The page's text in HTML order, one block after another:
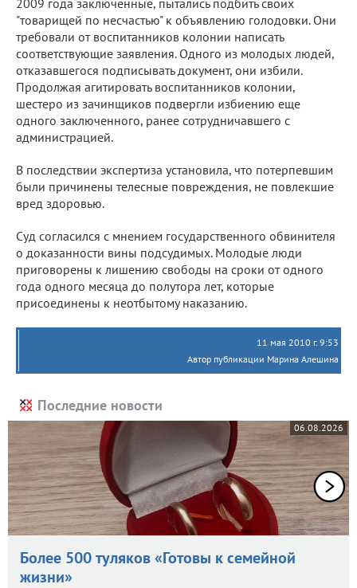
"товарищей по несчастью" к объявлению голодовки. Они
требовали от воспитанников колонии написать
соответствующие заявления. Одного из молодых людей,
отказавшегося подписывать документ, они избили.
Продолжая агитировать воспитанников колонии,
шестеро из зачинщиков подвергли избиению еще
одного заключенного, ранее сотрудничавшего с
администрацией.
В последствии экспертиза установила, что потерпевшим
были причинены телесные повреждения, не повлекшие
вред здоровью.
Суд согласился с мнением государственного обвинителя
о доказанности вины подсудимых. Молодые люди
приговорены к лишению свободы на сроки от одного
года одного месяца до полутора лет, которые
присоединены к неотбытому наказанию.
11 мая 2010 г. 9:53
Автор публикации Марина Алешина
Последние новости
06.08.2026
Более 500 туляков «Готовы к семейной
жизни»